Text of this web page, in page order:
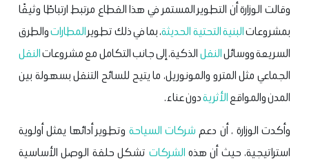
وقالت الوزارة أن التطوير المستمر في هذا القطاع مرتبط ارتباطًا وثيقًا
بمشروعاتالبنية التحتية الحديثة، بما في ذلك تطويرالمطاراتوالطرق
السريعة ووسائلالنقلالذكية، إلى جانب التكامل مع مشروعاتالنقل
الجماعي مثل المترو والمونوريل، ما يتيح للسائح التنقل بسهولة بين
المدن والمواقعالأثريةدون عناء.
وأكدت الوزارة ، أن دعم شركات السياحة وتطوير أدائها يمثل أولوية
استراتيجية، حيث أن هذه الشركات تشكل حلقة الوصل الأساسية